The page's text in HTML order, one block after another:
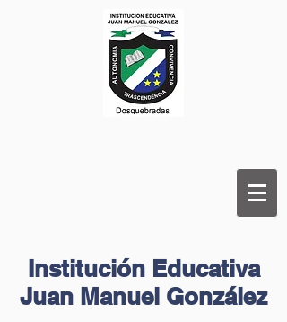
Institución Educativa
Juan Manuel González